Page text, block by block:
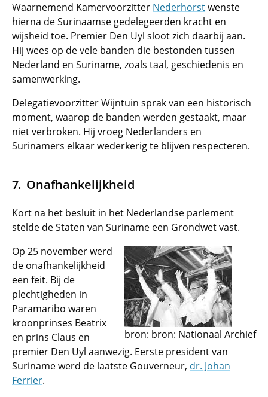
Waarnemend Kamervoorzitter Nederhorstwenste
hierna de Surinaamse gedelegeerden kracht en
wijsheid toe. Premier Den Uyl sloot zich daarbij aan.
Hij wees op de vele banden die bestonden tussen
Nederland en Suriname, zoals taal, geschiedenis en
samenwerking.
Delegatievoorzitter Wijntuin sprak van een historisch
moment, waarop de banden werden gestaakt, maar
niet verbroken. Hij vroeg Nederlanders en
Surinamers elkaar wederkerig te blijven respecteren.
Onafhankelijkheid
Kort na het besluit in het Nederlandse parlement
stelde de Staten van Suriname een Grondwet vast.
bron: bron: Nationaal Archief
Op 25 november werd
de onafhankelijkheid
een feit. Bij de
plechtigheden in
Paramaribo waren
kroonprinses Beatrix
en prins Claus en
premier Den Uyl aanwezig. Eerste president van
Suriname werd de laatste Gouverneur, dr. Johan
Ferrier.